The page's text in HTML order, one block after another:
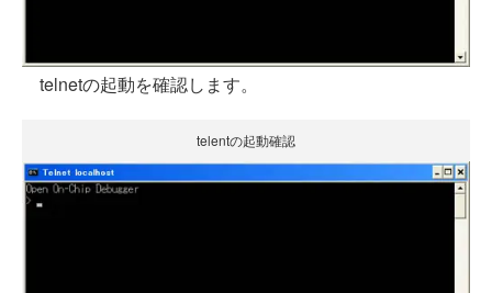
telnetの起動を確認します。
telentの起動確認